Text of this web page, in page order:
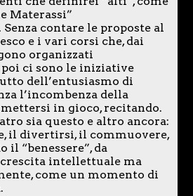
Materassi”
contare le proposte al
e i vari corsi che, dai
organizzati
ci sono le iniziative
dell’entusiasmo di
l’incombenza della
in gioco, recitando.
sia questo e altro ancora:
il divertirsi, il commuovere,
il “benessere”, da
intellettuale ma
come un momento di